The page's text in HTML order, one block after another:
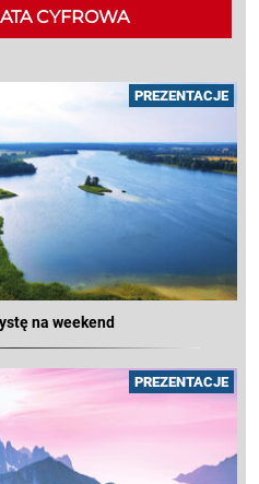
CYFROWA
PREZENTACJE
na weekend
PREZENTACJE